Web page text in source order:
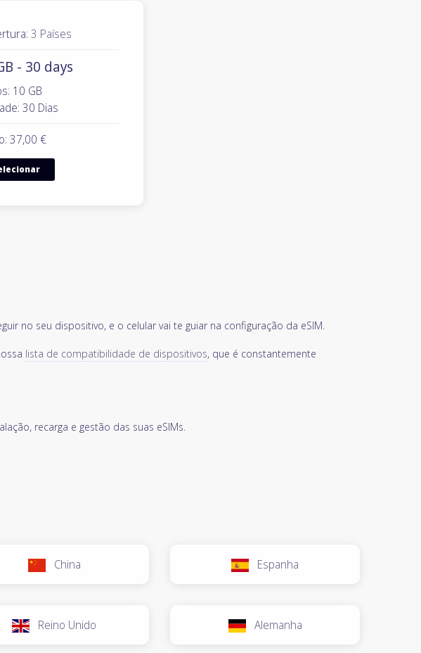
3 Países
- 30 days
10 GB
30 Dias
37,00 €
no seu dispositivo, e o celular vai te guiar na configuração da eSIM.
lista de compatibilidade de dispositivos, que é constantemente
recarga e gestão das suas eSIMs.
China Espanha
Reino Unido Alemanha